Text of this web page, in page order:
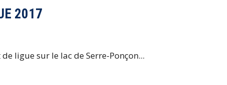
2017
ligue sur le lac de Serre-Ponçon...